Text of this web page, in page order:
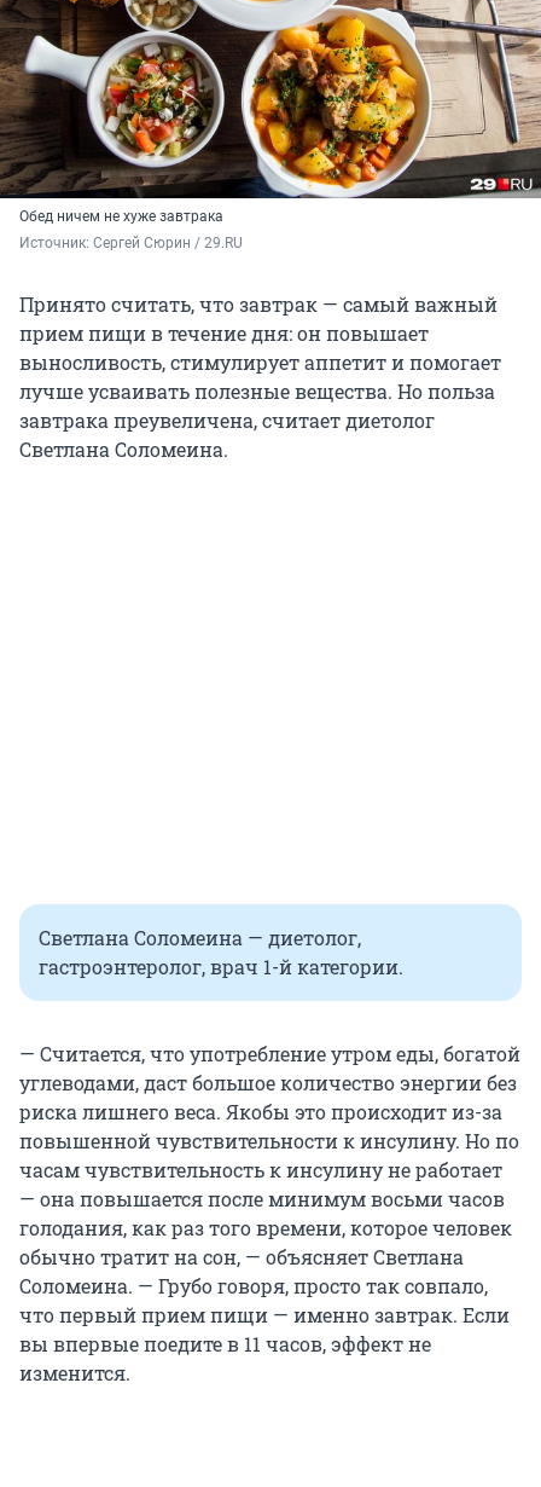
Обед ничем не хуже завтрака
Источник: Сергей Сюрин / 29.RU
Принято считать, что завтрак — самый важный
прием пищи в течение дня: он повышает
выносливость, стимулирует аппетит и помогает
лучше усваивать полезные вещества. Но польза
завтрака преувеличена, считает диетолог
Светлана Соломеина.
Светлана Соломеина — диетолог,
гастроэнтеролог, врач 1-й категории.
— Считается, что употребление утром еды, богатой
углеводами, даст большое количество энергии без
риска лишнего веса. Якобы это происходит из-за
повышенной чувствительности к инсулину. Но по
часам чувствительность к инсулину не работает
— она повышается после минимум восьми часов
голодания, как раз того времени, которое человек
обычно тратит на сон, — объясняет Светлана
Соломеина. — Грубо говоря, просто так совпало,
что первый прием пищи — именно завтрак. Если
вы впервые поедите в 11 часов, эффект не
изменится.